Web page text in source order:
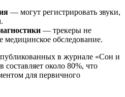
— могут регистрировать звуки,
— трекеры не
медицинское обследование.
в журнале «Сон и
составляет около 80%, что
для первичного